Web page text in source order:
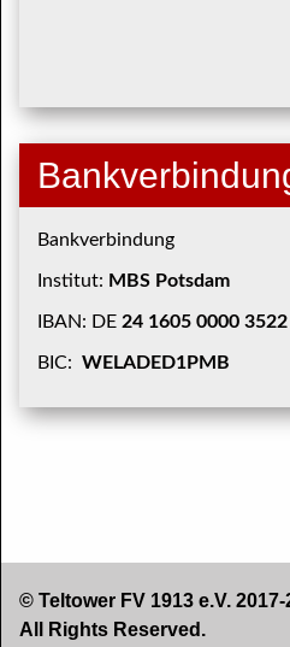
Bankverbindung
Institut: MBS Potsdam
IBAN: DE 24 1605 0000
BIC: WELADED1PMB
© Teltower FV 1913 e.V. 2017-
All Rights Reserved.